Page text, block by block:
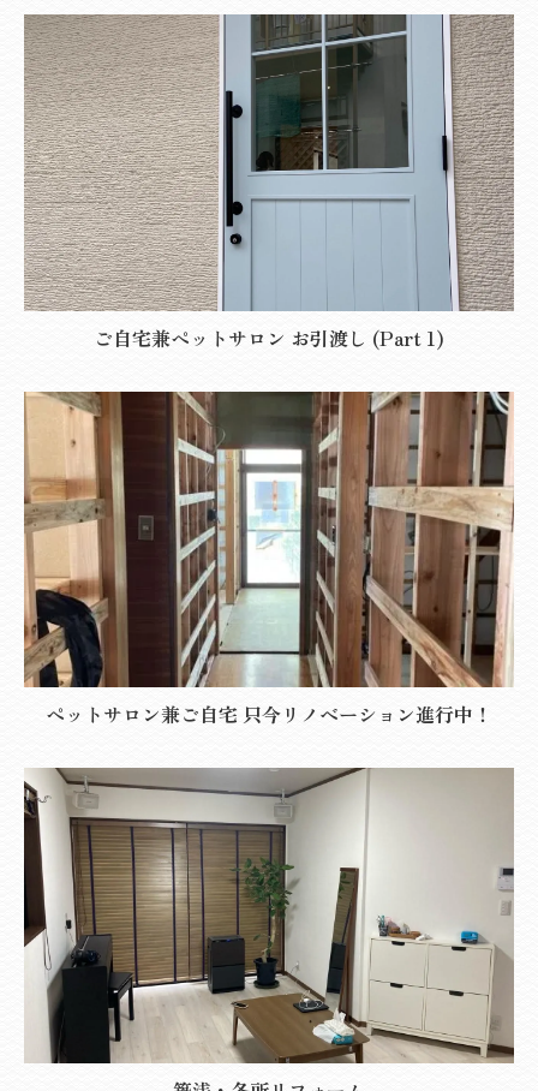
ご自宅兼ペットサロン お引渡し (Part 1)
ペットサロン兼ご自宅 只今リノベーション進行中！